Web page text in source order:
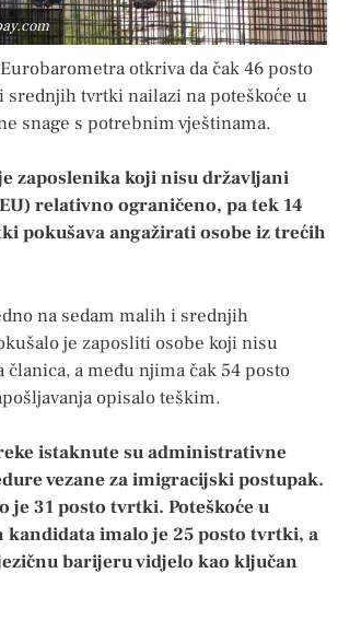
otkriva da čak 46 posto
tvrtki nailazi na poteškoće u
snage s potrebnim vještinama.
zaposlenika koji nisu državljani
relativno ograničeno, pa tek 14
pokušava angažirati osobe iz trećih
na sedam malih i srednjih
je zaposliti osobe koji nisu
članica, a među njima čak 54 posto
opisalo teškim.
istaknute su administrativne
vezane za imigracijski postupak.
je 31 posto tvrtki. Poteškoće u
kandidata imalo je 25 posto tvrtki, a
barijeru vidjelo kao ključan